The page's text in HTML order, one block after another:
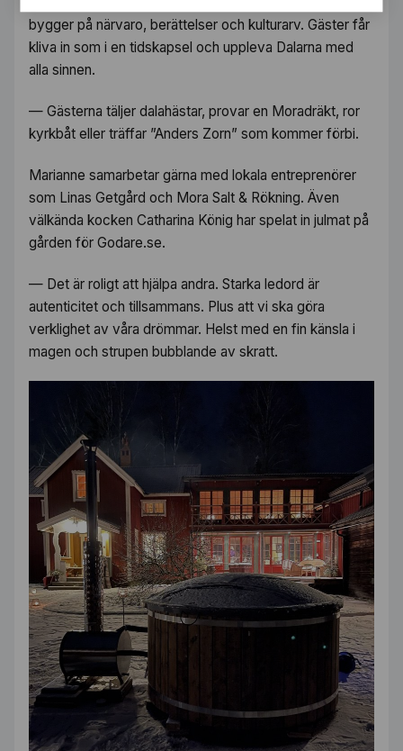
bygger på närvaro, berättelser och kulturarv. Gäster får
kliva in som i en tidskapsel och uppleva Dalarna med
alla sinnen.
— Gästerna täljer dalahästar, provar en Moradräkt, ror
kyrkbåt eller träffar ”Anders Zorn” som kommer förbi.
Marianne samarbetar gärna med lokala entreprenörer
som Linas Getgård och Mora Salt & Rökning. Även
välkända kocken Catharina König har spelat in julmat på
gården för Godare.se.
— Det är roligt att hjälpa andra. Starka ledord är
autenticitet och tillsammans. Plus att vi ska göra
verklighet av våra drömmar. Helst med en fin känsla i
magen och strupen bubblande av skratt.